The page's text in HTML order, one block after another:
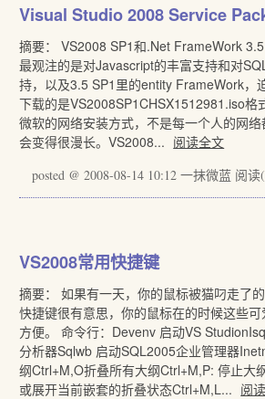
Visual Studio 2008 Service
摘要： VS2008 SP1和.Net FrameWork
最观注的是对Javascript的丰富支持和对
持，以及3.5 SP1里的entity FrameWork，
下载的是VS2008SP1CHSX1512981.iso格
微软的网络安装方式，不是每一个人的网
会变得很漫长。VS2008... 阅读全文
posted @ 2008-08-14 10:12 一抹微蓝 阅读
VS2008常用快捷键
摘要： 如果有一天，你的鼠标被猫叼走了
快捷键很有意思，你的鼠标在的时候这些
方便。 命令行：Devenv 启动VS
分析器Sqlwb 启动SQL2005企业管理器
纲Ctrl+M,O折叠所有大纲Ctrl+M,P: 停止大
或展开当前嵌套的折叠状态Ctrl+M,L... 阅